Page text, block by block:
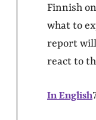
Finnish
what to
report
react to
In English